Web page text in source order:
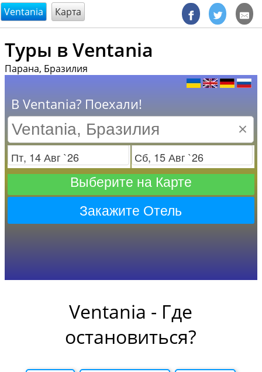
@endsectiom
Ventania Карта
Туры в Ventania
Парана, Бразилия
В Ventania? Поехали!
×
Заезд Отъезд
Выберите на Карте
Закажите Отель
Ventania - Где
остановиться?